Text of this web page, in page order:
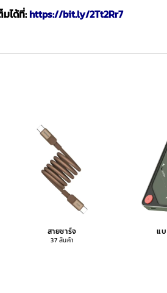
มได้ที่:https://bit.ly/2Tt2Rr7
สายชาร์จ
37 สินค้า
แ